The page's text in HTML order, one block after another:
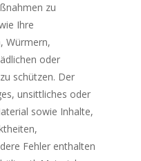
zu
Ihre
Würmern,
oder
schützen. Der
unsittliches oder
sowie Inhalte,
Fehler enthalten